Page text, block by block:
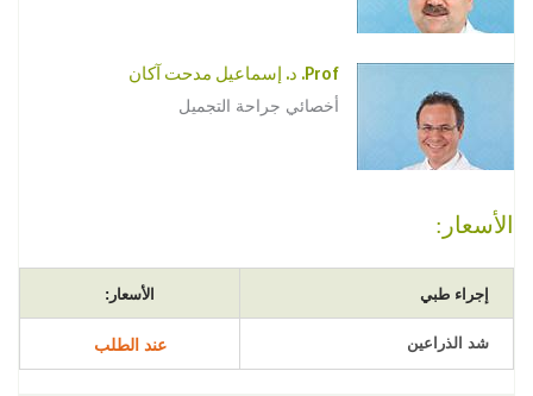
Prof. د. إسماعيل مدحت آكان
أخصائي جراحة التجميل
الأسعار:
إجراء طبي الأسعار:
شد الذراعين عند الطلب